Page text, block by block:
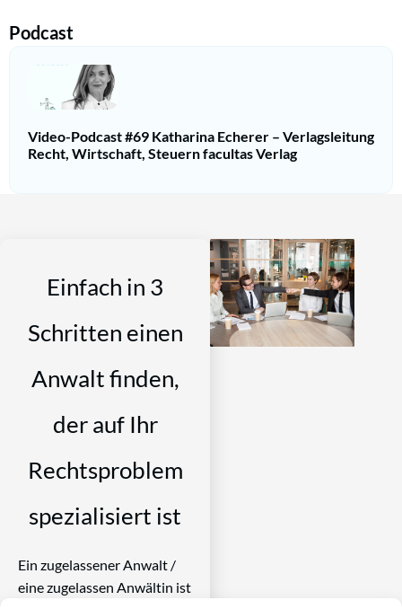
Podcast
Video-Podcast #69 Katharina Echerer – Verlagsleitung
Recht, Wirtschaft, Steuern facultas Verlag
Einfach in 3
Schritten einen
Anwalt finden,
der auf Ihr
Rechtsproblem
spezialisiert ist
Ein zugelassener Anwalt /
eine zugelassen Anwältin ist